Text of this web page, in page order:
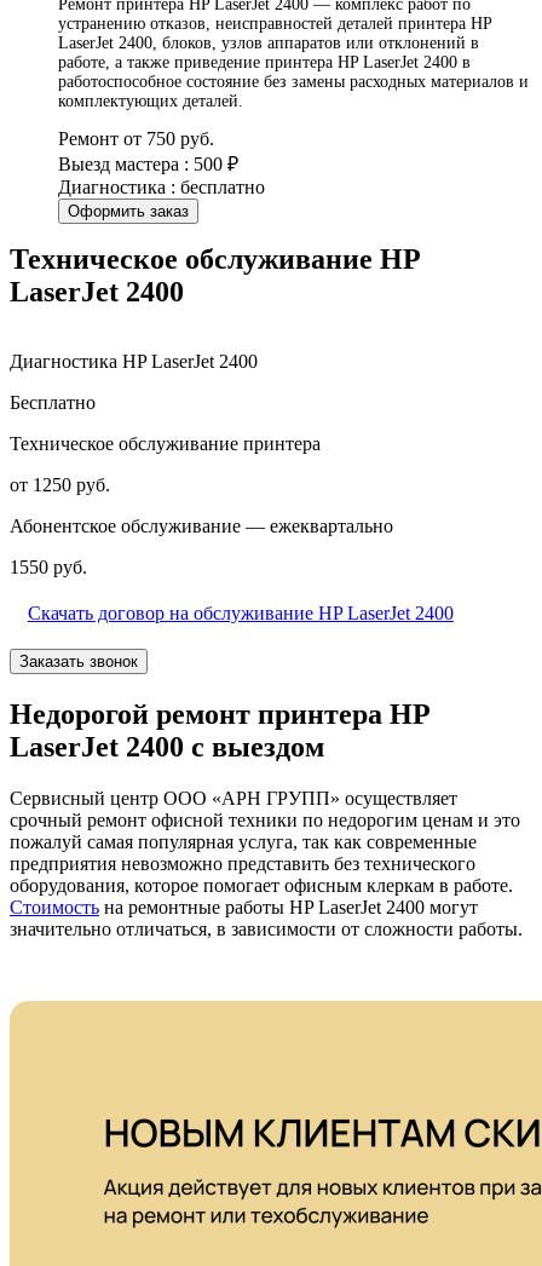
Ремонт принтера HP LaserJet 2400 — комплекс работ по
устранению отказов, неисправностей деталей принтера HP
LaserJet 2400, блоков, узлов аппаратов или отклонений в
работе, а также приведение принтера HP LaserJet 2400 в
работоспособное состояние без замены расходных материалов и
комплектующих деталей.
Ремонт от 750 руб.
Выезд мастера : 500 ₽
Диагностика : бесплатно
Оформить заказ
Техническое обслуживание HP
LaserJet 2400
Диагностика HP LaserJet 2400
Бесплатно
Техническое обслуживание принтера
от 1250 руб.
Абонентское обслуживание — ежеквартально
1550 руб.
Скачать договор на обслуживание HP LaserJet 2400
Заказать звонок
Недорогой ремонт принтера HP
LaserJet 2400 с выездом
Сервисный центр ООО «АРН ГРУПП» осуществляет
срочный ремонт офисной техники по недорогим ценам и это
пожалуй самая популярная услуга, так как современные
предприятия невозможно представить без технического
оборудования, которое помогает офисным клеркам в работе.
Стоимость на ремонтные работы HP LaserJet 2400 могут
значительно отличаться, в зависимости от сложности работы.